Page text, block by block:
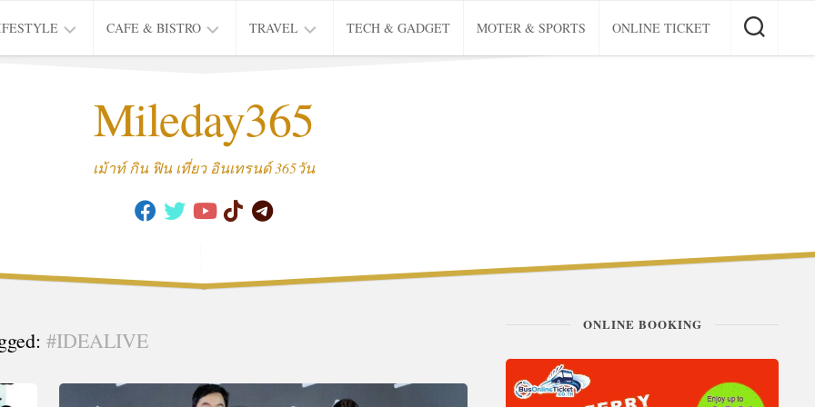
CAFE & BISTRO
CAFE
TRAVEL
THAI
TRIP
TECH & GADGET MOTER & SPORTS ONLINE TICKET
Mileday365
เม้าท์ กิน ฟิน เที่ยว อินเทรนด์ 365วัน
#IDEALIVE
ONLINE BOOKING